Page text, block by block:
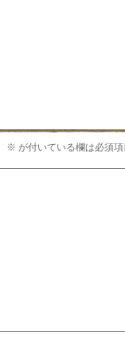
※ が付いている欄は必須項